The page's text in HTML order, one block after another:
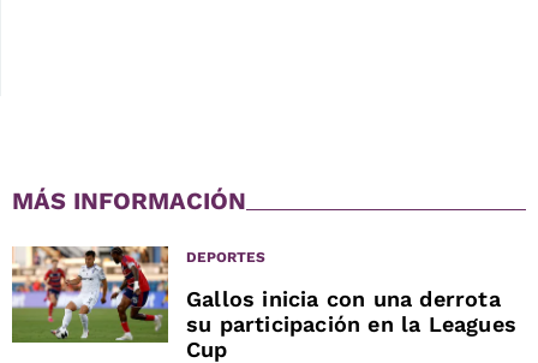
MÁS INFORMACIÓN
DEPORTES
Gallos inicia con una derrota
su participación en la Leagues
Cup